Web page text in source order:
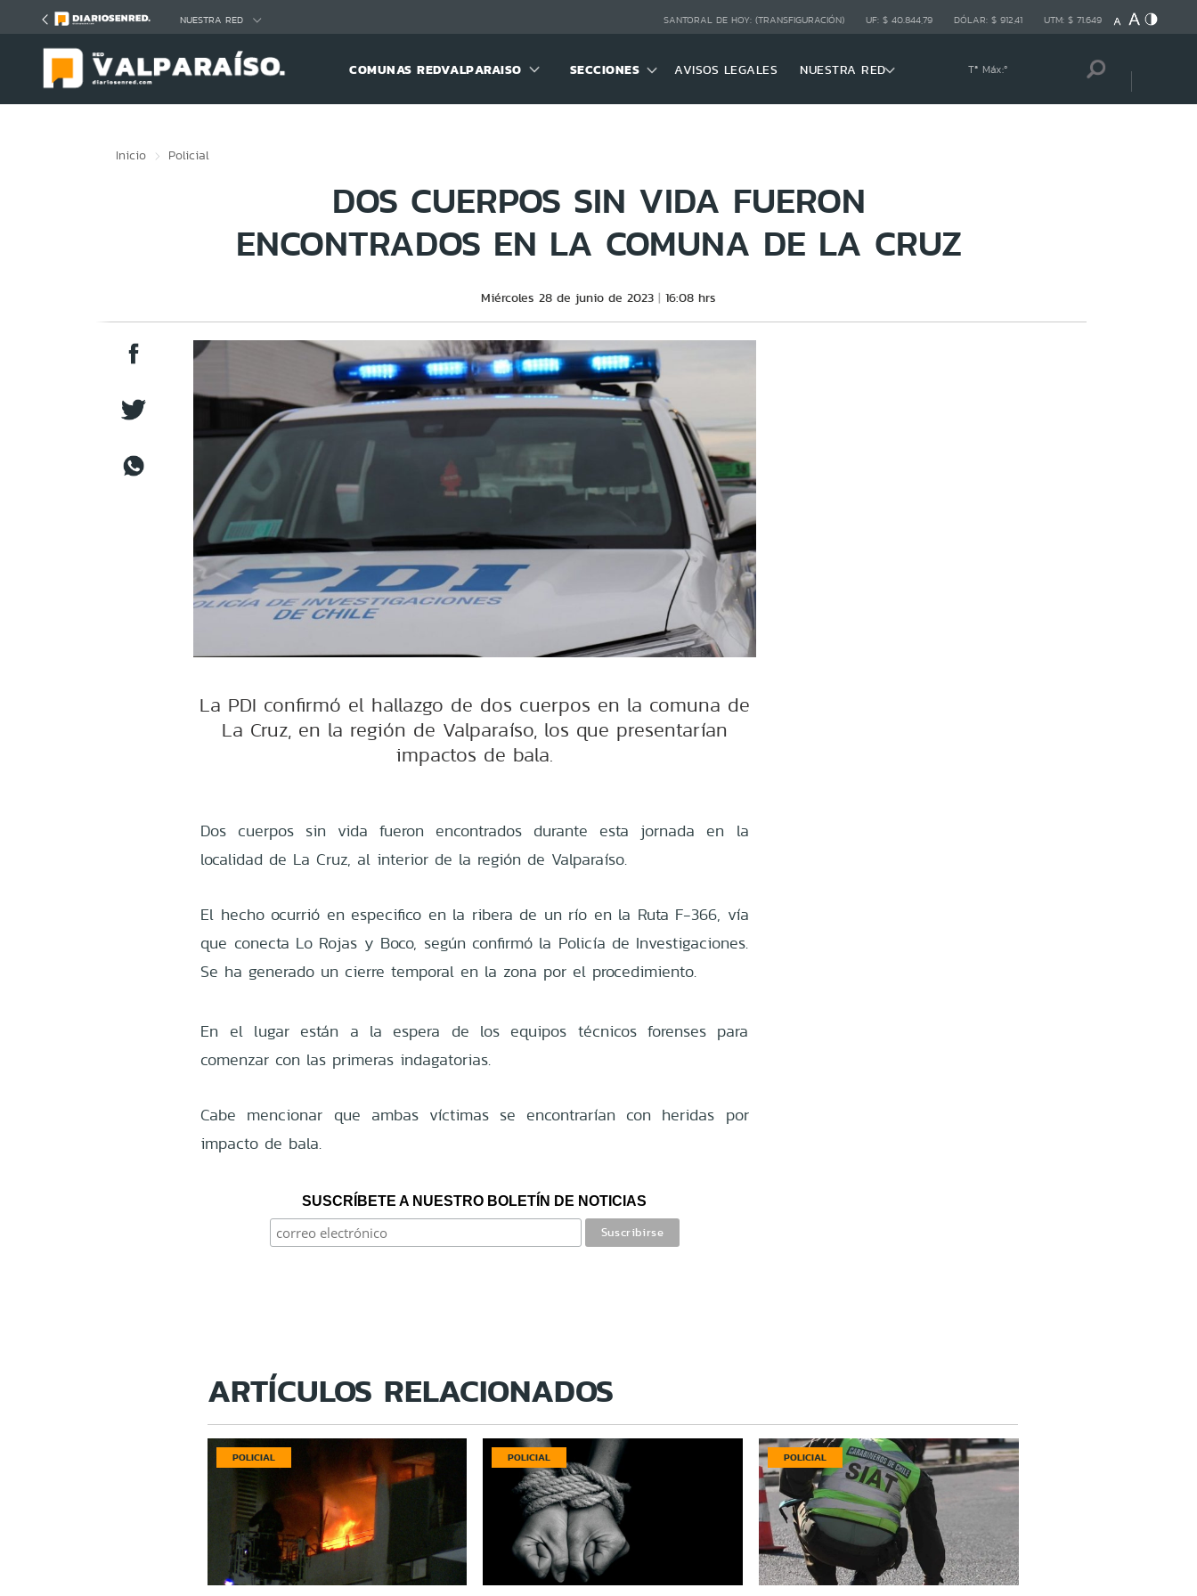
NUESTRA RED SANTORAL DE HOY: (TRANSFIGURACIÓN) UF: $ 40.844,79 DÓLAR: $ 912,41 UTM: $ 71.649
COMUNAS REDVALPARAISO SECCIONES AVISOS LEGALES NUESTRA RED Tª Máx:º
Inicio Policial
DOS CUERPOS SIN VIDA FUERON
ENCONTRADOS EN LA COMUNA DE LA CRUZ
Miércoles 28 de junio de 2023 16:08 hrs
La PDI confirmó el hallazgo de dos cuerpos en la comuna de
La Cruz, en la región de Valparaíso, los que presentarían
impactos de bala.
Dos cuerpos sin vida fueron encontrados durante esta jornada en la
localidad de La Cruz, al interior de la región de Valparaíso.
El hecho ocurrió en especifico en la ribera de un río en la Ruta F-366, vía
que conecta Lo Rojas y Boco, según confirmó la Policía de Investigaciones.
Se ha generado un cierre temporal en la zona por el procedimiento.
En el lugar están a la espera de los equipos técnicos forenses para
comenzar con las primeras indagatorias.
Cabe mencionar que ambas víctimas se encontrarían con heridas por
impacto de bala.
SUSCRÍBETE A NUESTRO BOLETÍN DE NOTICIAS
ARTÍCULOS RELACIONADOS
POLICIAL POLICIAL POLICIAL